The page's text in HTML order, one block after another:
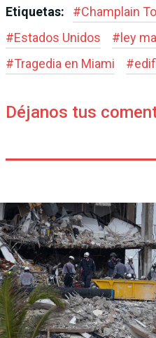
Etiquetas: #Champlain
#Estados Unidos # ley
#Tragedia en Miami #
Déjanos tus